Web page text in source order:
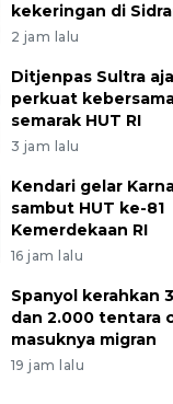
kekeringan di
2 jam lalu
Ditjenpas Sultra
perkuat
semarak HUT RI
3 jam lalu
Kendari gelar
sambut HUT ke-81
Kemerdekaan RI
16 jam lalu
Spanyol kerahkan
dan 2.000 tentara
masuknya migran
19 jam lalu